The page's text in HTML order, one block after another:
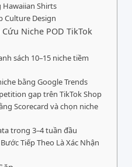
Hawaiian Shirts
Culture Design
Niche POD TikTok
sách 10–15 niche tiềm
bằng Google Trends
gap trên TikTok Shop
Scorecard và chọn niche
trong 3–4 tuần đầu
Tiếp Theo Là Xác Nhận